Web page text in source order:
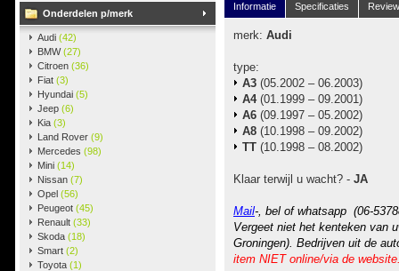
Onderdelen p/merk
Audi (42)
BMW(27)
Citroen (36)
Fiat (3)
Hyundai (5)
Jeep (6)
Kia (3)
Land Rover (9)
Mercedes (98)
Mini (14)
Nissan (7)
Opel (56)
Peugeot (45)
Renault (33)
Skoda (18)
Smart (2)
Toyota (1)
Informatie Specificaties
merk: Audi
type:
A3 (05.2002 – 06.2003)
A4(01.1999 – 09.2001)
A6 (09.1997 – 05.2002)
A8 (10.1998 – 09.2002)
TT (10.1998 – 08.2002)
Klaar terwijl u wacht? - JA
Mail-, bel of whatsapp (06-
Vergeet niet het kenteken van
Groningen). Bedrijven uit de
item NIET online/via de